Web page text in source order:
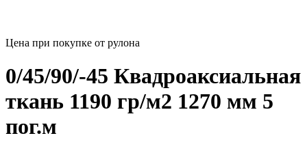
Цена при покупке от рулона
0/45/90/-45 Квадроаксиальная
ткань 1190 гр/м2 1270 мм 5
пог.м